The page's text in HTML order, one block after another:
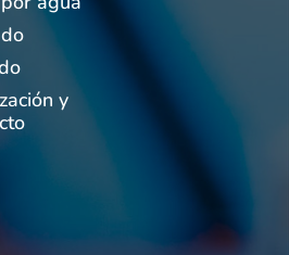
y